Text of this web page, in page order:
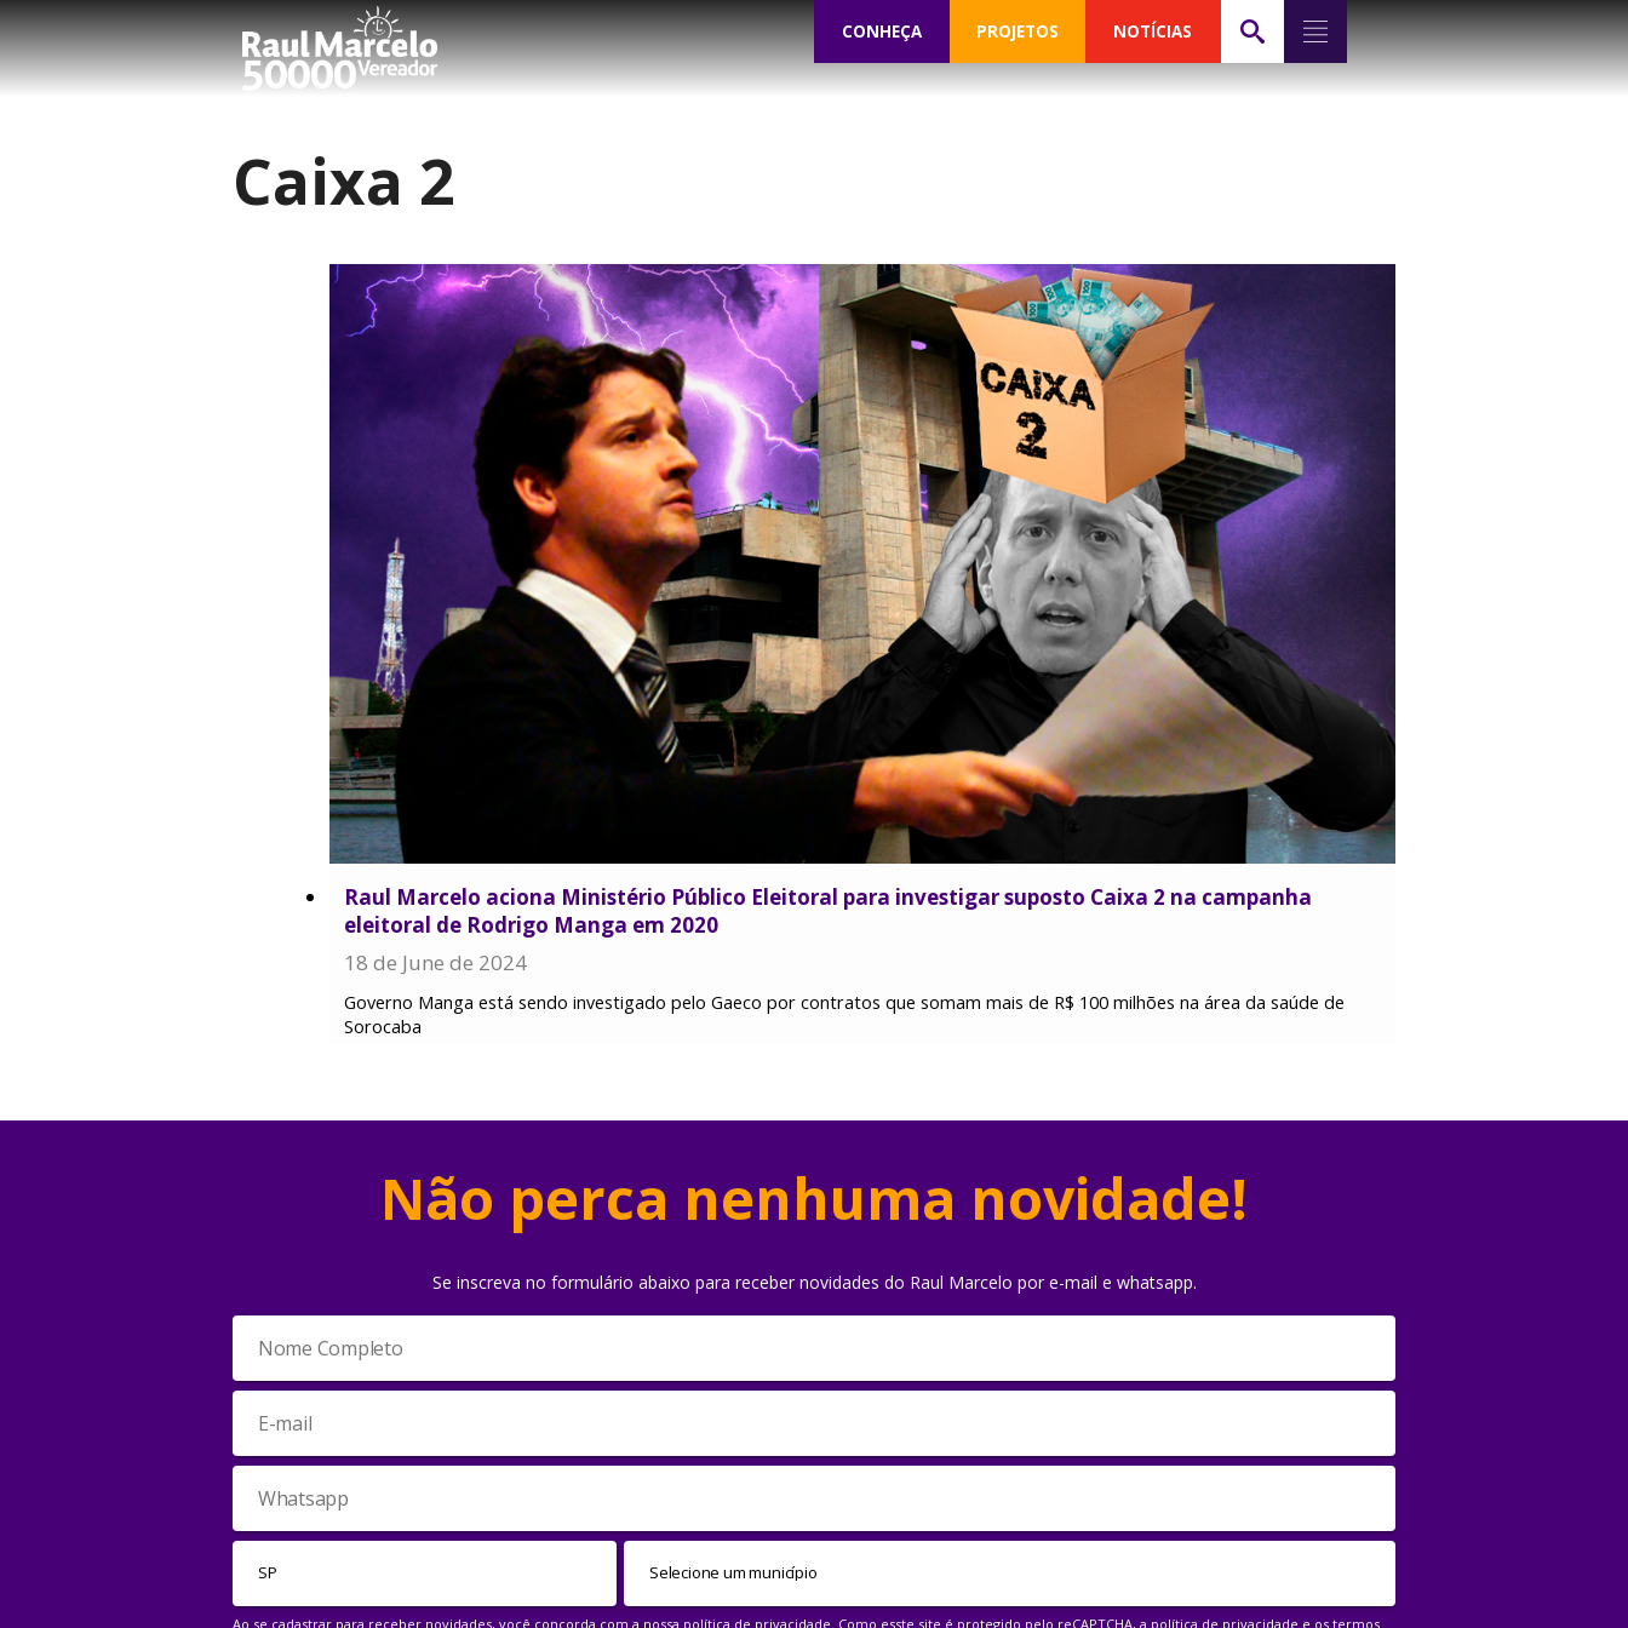
CONHEÇA PROJETOS NOTÍCIAS
Caixa 2
Raul Marcelo aciona Ministério Público Eleitoral para investigar suposto Caixa 2 na campanha
eleitoral de Rodrigo Manga em 2020
18 de June de 2024
Governo Manga está sendo investigado pelo Gaeco por contratos que somam mais de R$ 100 milhões na área da saúde de
Sorocaba
Não perca nenhuma novidade!
Se inscreva no formulário abaixo para receber novidades do Raul Marcelo por e-mail e whatsapp.
Ao se cadastrar para receber novidades, você concorda com a nossa política de privacidade . Como esste site é protegido pelo reCAPTCHA, a política de privacidade e os termos